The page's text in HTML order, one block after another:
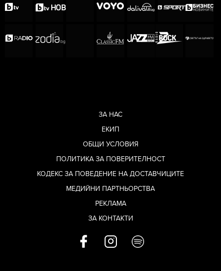
ЗА НАС
ЕКИП
ОБЩИ УСЛОВИЯ
ПОЛИТИКА ЗА ПОВЕРИТЕЛНОСТ
КОДЕКС ЗА ПОВЕДЕНИЕ НА ДОСТАВЧИЦИТЕ
МЕДИЙНИ ПАРТНЬОРСТВА
РЕКЛАМА
ЗА КОНТАКТИ